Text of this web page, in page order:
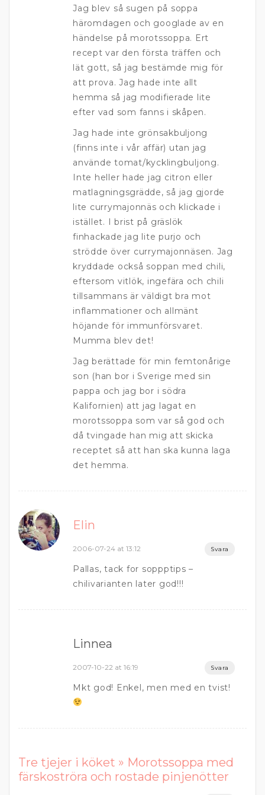
Jag blev så sugen på soppa
häromdagen och googlade av en
händelse på morotssoppa. Ert
recept var den första träffen och
lät gott, så jag bestämde mig för
att prova. Jag hade inte allt
hemma så jag modifierade lite
efter vad som fanns i skåpen.
Jag hade inte grönsakbuljong
(finns inte i vår affär) utan jag
använde tomat/kycklingbuljong.
Inte heller hade jag citron eller
matlagningsgrädde, så jag gjorde
lite currymajonnäs och klickade i
istället. I brist på gräslök
finhackade jag lite purjo och
strödde över currymajonnäsen. Jag
kryddade också soppan med chili,
eftersom vitlök, ingefära och chili
tillsammans är väldigt bra mot
inflammationer och allmänt
höjande för immunförsvaret.
Mumma blev det!
Jag berättade för min femtonårige
son (han bor i Sverige med sin
pappa och jag bor i södra
Kalifornien) att jag lagat en
morotssoppa som var så god och
då tvingade han mig att skicka
receptet så att han ska kunna laga
det hemma.
Elin
2006-07-24 at 13:12 Svara
Pallas, tack for soppptips –
chilivarianten later god!!!
Linnea
2007-10-22 at 16:19 Svara
Mkt god! Enkel, men med en tvist!
Tre tjejer i köket » Morotssoppa med
färskoströra och rostade pinjenötter